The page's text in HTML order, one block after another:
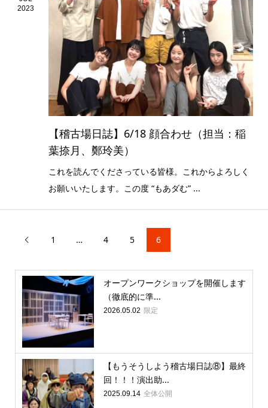
2023
【稽古場日誌】6/18 顔合わせ（担当：稲
葉捺月、鄭玲美）
これを読んでくださっている皆様。これからよろしく
お願いいたします。この度 “もあダむ” ...
 1 … 4 5 6
オープンワークショップを開催します
（徹底的に準...
2026.05.02 限定
【もうそうしよう稽古場日誌⑧】最終
回！！！演出助...
2025.09.14 全体公開